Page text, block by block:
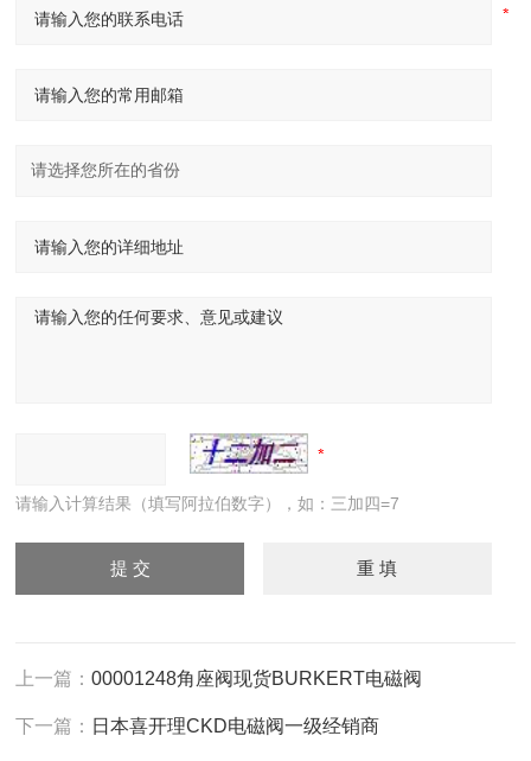
请输入计算结果（填写阿拉伯数字），如：三加四=7
上一篇：00001248角座阀现货BURKERT电磁阀
下一篇： 日本喜开理CKD电磁阀一级经销商